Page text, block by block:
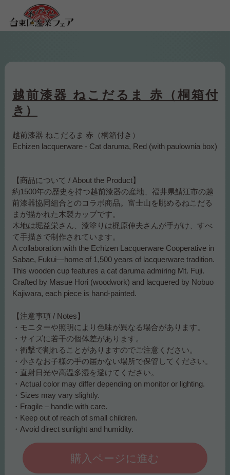
越前漆器 ねこだるま 赤（桐箱付
き）
越前漆器 ねこだるま 赤（桐箱付き）
Echizen lacquerware - Cat daruma, Red (with paulownia box)
【商品について / About the Product】
約1500年の歴史を持つ越前漆器の産地、福井県鯖江市の越
前漆器協同組合とのコラボ商品。富士山を眺めるねこだる
まが描かれた木製カップです。
木地は堀益栄さん、漆塗りは梶原伸夫さんが手がけ、すべ
て手描きで制作されています。
A collaboration with the Echizen Lacquerware Cooperative in
Sabae, Fukui—home of 1,500 years of lacquerware tradition.
This wooden cup features a cat daruma admiring Mt. Fuji.
Crafted by Masue Hori (woodwork) and lacquered by Nobuo
Kajiwara, each piece is hand-painted.
【注意事項 / Notes】
・モニターや照明により色味が異なる場合があります。
・サイズに若干の個体差があります。
・衝撃で割れることがありますのでご注意ください。
・小さなお子様の手の届かない場所で保管してください。
・直射日光や高温多湿を避けてください。
・Actual color may differ depending on monitor or lighting.
・Sizes may vary slightly.
・Fragile – handle with care.
・Keep out of reach of small children.
・Avoid direct sunlight and humidity.
購入ページに進む